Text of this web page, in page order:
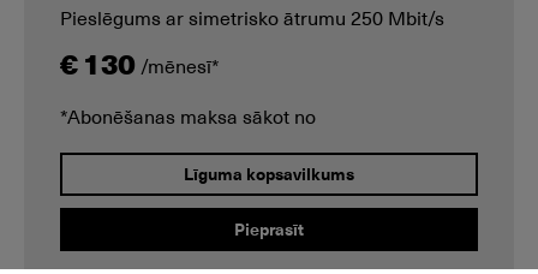
Pieslēgums ar simetrisko ātrumu 250 Mbit/s
€ 130 /mēnesī*
*Abonēšanas maksa sākot no
Līguma kopsavilkums
Pieprasīt